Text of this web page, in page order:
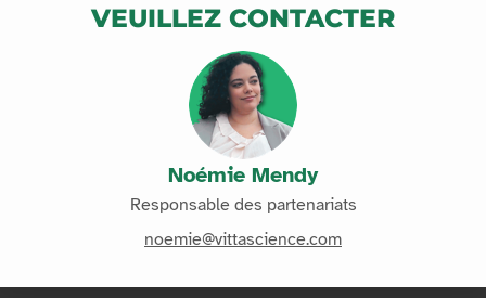
VEUILLEZ CONTACTER
Noémie Mendy
Responsable des partenariats
noemie@vittascience.com